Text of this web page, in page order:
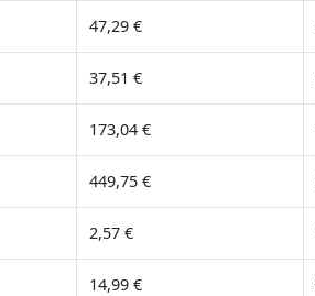
47,29 €
37,51 €
173,04 €
449,75 €
2,57 €
14,99 €